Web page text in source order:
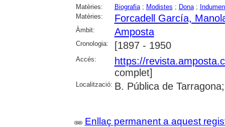
Matèries: Biografia; Modistes ; Dona;
Matèries:
Forcadell García,
Àmbit: Amposta
Cronologia: [1897 - 1950
Accés:
https://
complet]
Localització: B. Pública de
Enllaç permanent a aquest